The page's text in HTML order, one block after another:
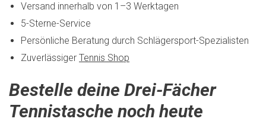
Versand innerhalb von 1–3 Werktagen
5-Sterne-Service
Persönliche Beratung durch Schlägersport-Spezialisten
Zuverlässiger Tennis Shop
Bestelle deine Drei-Fächer
Tennistasche noch heute